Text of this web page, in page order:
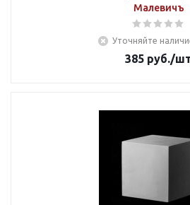
Малевичъ
Уточняйте
385 руб./